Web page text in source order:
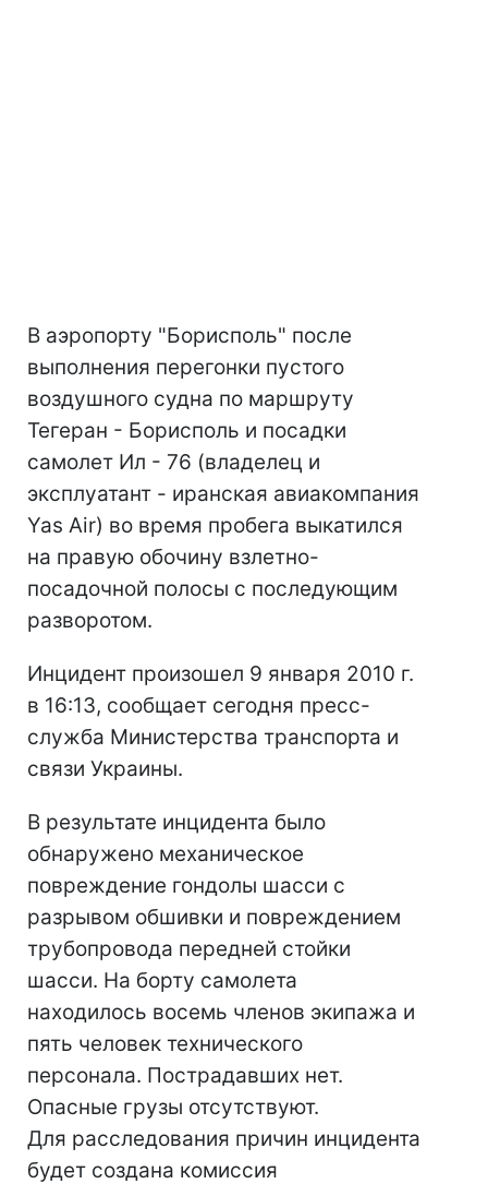
В аэропорту "Борисполь" после
выполнения перегонки пустого
воздушного судна по маршруту
Тегеран - Борисполь и посадки
самолет Ил - 76 (владелец и
эксплуатант - иранская авиакомпания
Yas Air) во время пробега выкатился
на правую обочину взлетно-
посадочной полосы с последующим
разворотом.
Инцидент произошел 9 января 2010 г.
в 16:13, сообщает сегодня пресс-
служба Министерства транспорта и
связи Украины.
В результате инцидента было
обнаружено механическое
повреждение гондолы шасси с
разрывом обшивки и повреждением
трубопровода передней стойки
шасси. На борту самолета
находилось восемь членов экипажа и
пять человек технического
персонала. Пострадавших нет.
Опасные грузы отсутствуют.
Для расследования причин инцидента
будет создана комиссия